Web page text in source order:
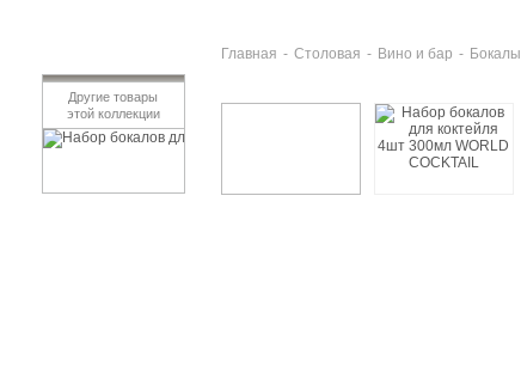
Главная - Столовая - Вино и бар - Бокалы
Другие товары
этой коллекции
Набор бокалов для коктейля 2шт 440мл HAWAII